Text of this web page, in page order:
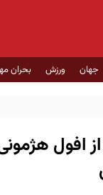
جهان ورزش بحران
افول